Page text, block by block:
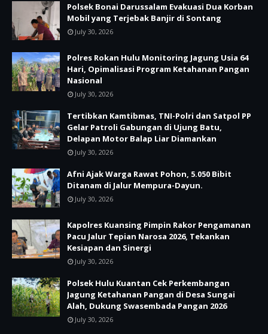
Polsek Bonai Darussalam Evakuasi Dua Korban
Mobil yang Terjebak Banjir di Sontang
July 30, 2026
Polres Rokan Hulu Monitoring Jagung Usia 64
Hari, Opimalisasi Program Ketahanan Pangan
Nasional
July 30, 2026
Tertibkan Kamtibmas, TNI-Polri dan Satpol PP
Gelar Patroli Gabungan di Ujung Batu,
Delapan Motor Balap Liar Diamankan
July 30, 2026
Afni Ajak Warga Rawat Pohon, 5.050 Bibit
Ditanam di Jalur Mempura-Dayun.
July 30, 2026
Kapolres Kuansing Pimpin Rakor Pengamanan
Pacu Jalur Tepian Narosa 2026, Tekankan
Kesiapan dan Sinergi
July 30, 2026
Polsek Hulu Kuantan Cek Perkembangan
Jagung Ketahanan Pangan di Desa Sungai
Alah, Dukung Swasembada Pangan 2026
July 30, 2026